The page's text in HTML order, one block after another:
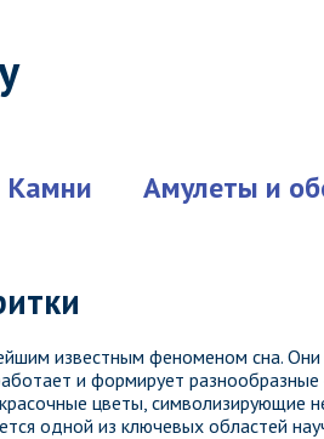
Камни Амулеты и
известным феноменом сна.
и формирует
цветы, символизирующие
одной из ключевых областей